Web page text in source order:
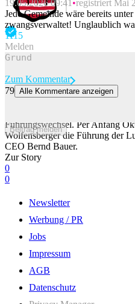
Beitrag melden
19.05.2026 09:41 registriert Mai
Jede Gemeinde wäre bereits
zwangsverwaltet! Unglaublich
1115
Melden
Beitrag melden
Zum Kommentar
79 Alle Kommentare anzeigen
Führungswechsel. Per Anfang
Wolfensberger die Führung der
CEO Bernd Bauer.
Zur Story
0
0
Newsletter
Werbung / PR
Jobs
Impressum
AGB
Datenschutz